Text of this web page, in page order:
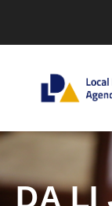
DA LI